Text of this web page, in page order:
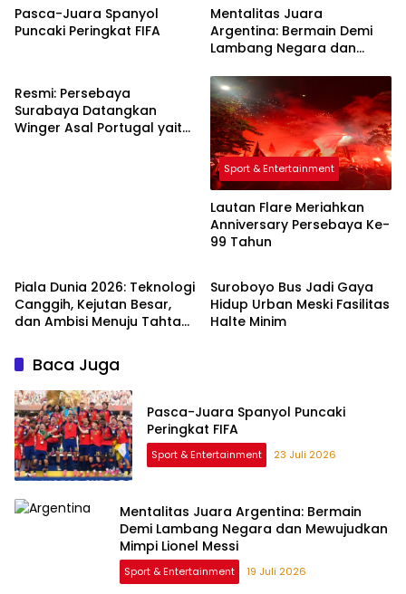
Pasca-Juara Spanyol
Puncaki Peringkat FIFA
Mentalitas Juara
Argentina: Bermain Demi
Lambang Negara dan
Messi
Resmi: Persebaya
Surabaya Datangkan
Winger Asal Portugal yaitu
Sport & Entertainment
Lautan Flare Meriahkan
Anniversary Persebaya Ke-
99 Tahun
Piala Dunia 2026: Teknologi
Canggih, Kejutan Besar,
dan Ambisi Menuju Tahta
Creative Writing
Suroboyo Bus Jadi Gaya
Hidup Urban Meski Fasilitas
Halte Minim
Baca Juga
Pasca-Juara Spanyol Puncaki
Peringkat FIFA
Sport & Entertainment 23 Juli 2026
Mentalitas Juara Argentina: Bermain
Demi Lambang Negara dan Mewujudkan
Mimpi Lionel Messi
Sport & Entertainment 19 Juli 2026